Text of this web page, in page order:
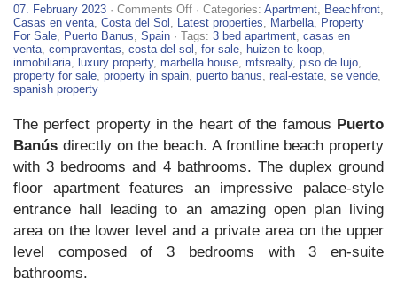
07. February 2023 · Comments Offon
Luxury
3
Bed
Apartment
in
· Categories: Apartment Beachfront
Casas en venta Costa del Sol Latest properties Marbella
Property
For Sale
Puerto Banus Spain · Tags: 3 bed apartment casas en
venta compraventas costa del sol for sale huizen te koop
inmobiliaria
luxury property, marbella house mfsrealty, piso de lujo
property for sale property in spain puerto banus real-estate se vende
spanish property
The perfect property in the heart of the famous Puerto
Banús directly on the beach. A frontline beach property
with 3 bedrooms and 4 bathrooms. The duplex ground
floor apartment features an impressive palace-style
entrance hall leading to an amazing open plan living
area on the lower level and a private area on the upper
level composed of 3 bedrooms with 3 en-suite
bathrooms.